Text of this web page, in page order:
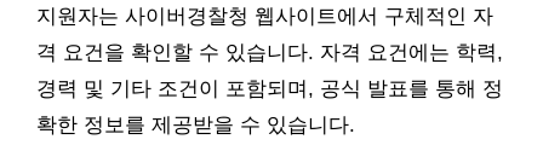
지원자는 사이버경찰청 웹사이트에서 구체적인 자
격 요건을 확인할 수 있습니다. 자격 요건에는 학력,
경력 및 기타 조건이 포함되며, 공식 발표를 통해 정
확한 정보를 제공받을 수 있습니다.